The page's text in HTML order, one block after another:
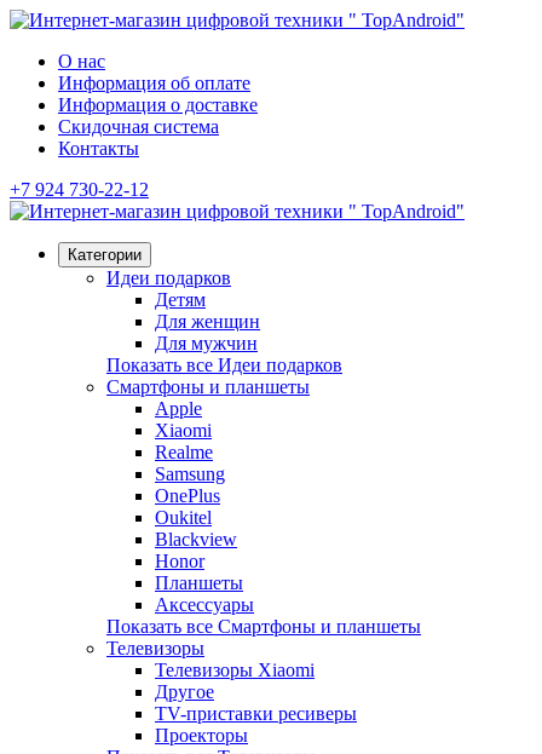
О нас
Информация об оплате
Информация о доставке
Скидочная система
Контакты
+7 924 730-22-12
Категории
Идеи подарков
Детям
Для женщин
Для мужчин
Показать все Идеи подарков
Смартфоны и планшеты
Apple
Xiaomi
Realme
Samsung
OnePlus
Oukitel
Blackview
Honor
Планшеты
Аксессуары
Показать все Смартфоны и планшеты
Телевизоры
Телевизоры Xiaomi
Другое
TV-приставки ресиверы
Проекторы